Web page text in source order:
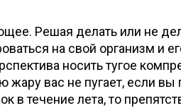
Решая делать или не
на свой организм и
носить тугое
жару вас не пугает, если вы
в течение лета, то